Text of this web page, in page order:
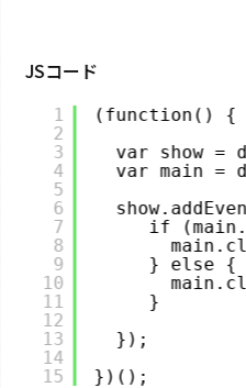
JSコード
1
2
3
4
5
6
7
8
9
10
11
12
13
14
15
(function() {
var show =
var main =
if
} else {
}
});
})();